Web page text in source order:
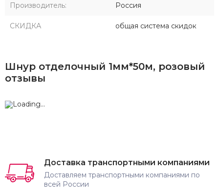
Производитель: Россия
СКИДКА общая система скидок
Шнур отделочный 1мм*50м, розовый
отзывы
Доставка транспортными компаниями
Доставляем транспортными компаниями по
всей России